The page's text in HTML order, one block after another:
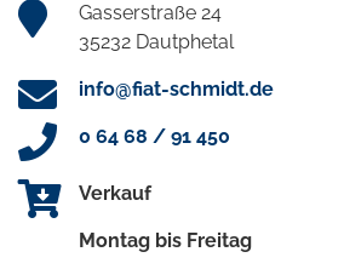
Gasserstraße 24
35232 Dautphetal
info@fiat-schmidt.de
0 64 68 / 91 450
Verkauf
Montag bis Freitag